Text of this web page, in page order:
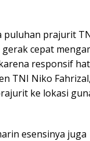
puluhan prajurit
cepat
responsif
TNI Niko
ke lokasi
esensinya juga